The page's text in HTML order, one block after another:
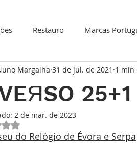
Restauro Marcas
Destaque Principal
Grandes Relojoeiros
25+1
Margalha 31 de jul. de 2021 1 min
2 de mar. de 2023
com NaN de 5 estrelas.
do Relógio de Évora e Serpa